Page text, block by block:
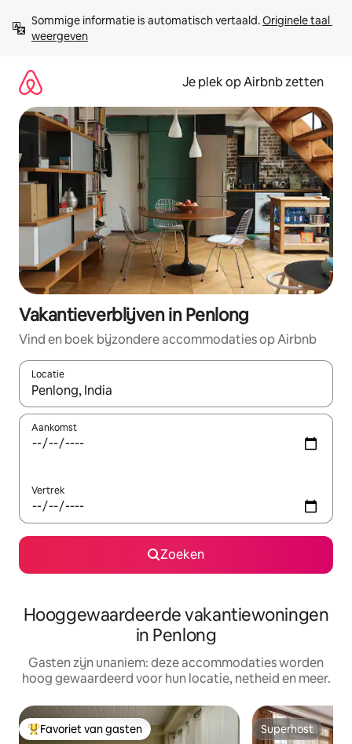
direct
naar
Sommige informatie is automatisch vertaald. Originele taal
weergeven
Je plek op Airbnb zetten
Vakantieverblijven in Penlong
Vind en boek bijzondere accommodaties op Airbnb
Locatie
Wanneer er resultaten beschikbaar zijn, maak je een keuze
Aankomst
Vertrek
Zoeken
Hooggewaardeerde vakantiewoningen
in Penlong
Gasten zijn unaniem: deze accommodaties worden
hoog gewaardeerd voor hun locatie, netheid en meer.
Topfavoriet van gasten
Favoriet van gasten Superhost
Superhost